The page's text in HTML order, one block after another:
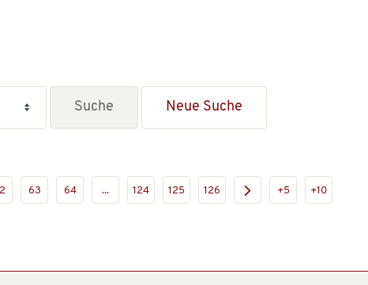
Neue Suche
63 64 ... 124 125 126 +5 +10